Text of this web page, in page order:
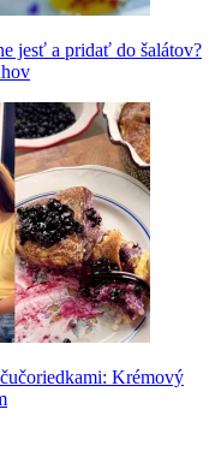
jesť a pridať do šalátov?
Krémový